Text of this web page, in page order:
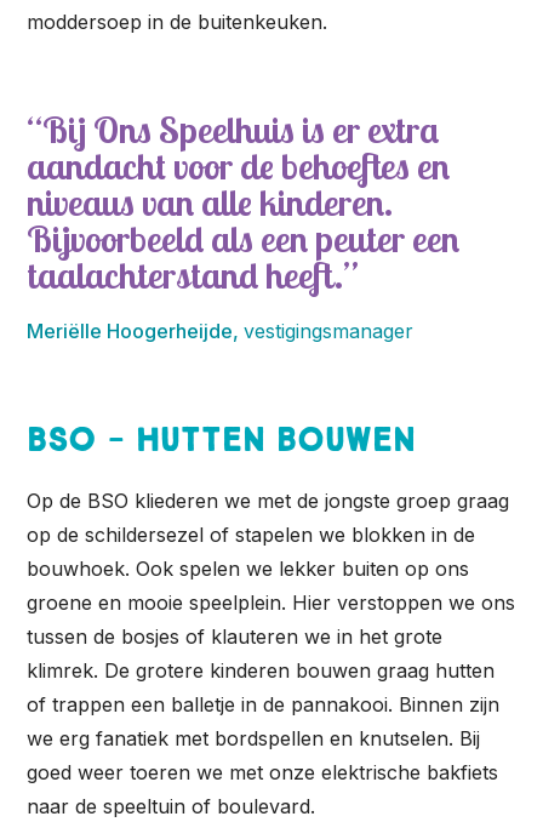
moddersoep in de buitenkeuken.
Bij Ons Speelhuis is er extra
aandacht voor de behoeftes en
niveaus van alle kinderen.
Bijvoorbeeld als een peuter een
taalachterstand heeft.
Meriëlle Hoogerheijde,vestigingsmanager
BSO - Hutten bouwen
Op de BSO kliederen we met de jongste groep graag
op de schildersezel of stapelen we blokken in de
bouwhoek. Ook spelen we lekker buiten op ons
groene en mooie speelplein. Hier verstoppen we ons
tussen de bosjes of klauteren we in het grote
klimrek. De grotere kinderen bouwen graag hutten
of trappen een balletje in de pannakooi. Binnen zijn
we erg fanatiek met bordspellen en knutselen. Bij
goed weer toeren we met onze elektrische bakfiets
naar de speeltuin of boulevard.